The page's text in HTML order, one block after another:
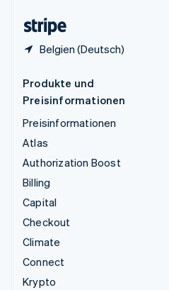
Belgien (Deutsch)
Produkte und
Preisinformationen
Preisinformationen
Atlas
Authorization Boost
Billing
Capital
Checkout
Climate
Connect
Krypto